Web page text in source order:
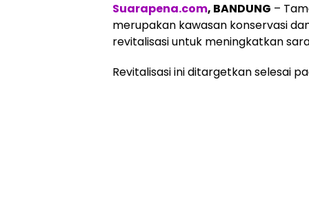
Suarapena.com, BANDUNG –
merupakan kawasan konservasi
revitalisasi untuk meningkatkan
Revitalisasi ini ditargetkan selesai